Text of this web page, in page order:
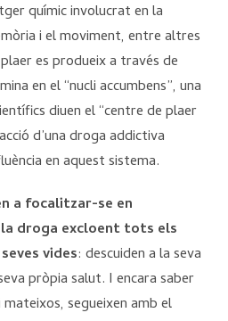
químic involucrat en la
i el moviment, entre altres
es produeix a través de
en el “nucli accumbens”, una
diuen el “centre de plaer
d’una droga addictiva
en aquest sistema.
a focalitzar-se en
droga excloent tots els
vides: descuiden a la seva
pròpia salut. I encara saber
segueixen amb el